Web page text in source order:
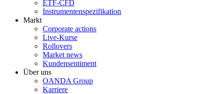
ETF-CFD
Instrumentenspezifikation
Markt
Corporate actions
Live-Kurse
Rollovers
Market news
Kundensentiment
Über uns
OANDA Group
Karriere